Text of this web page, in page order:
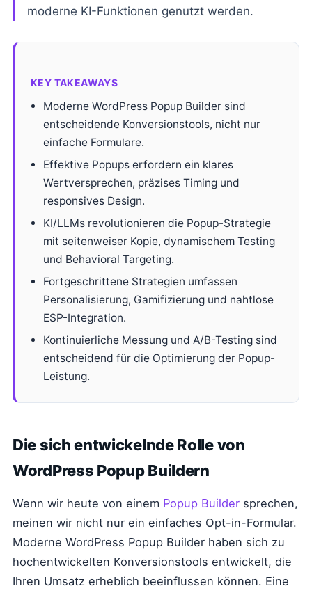
moderne KI-Funktionen genutzt werden.
KEY TAKEAWAYS
Moderne WordPress Popup Builder sind
entscheidende Konversionstools, nicht nur
einfache Formulare.
Effektive Popups erfordern ein klares
Wertversprechen, präzises Timing und
responsives Design.
KI/LLMs revolutionieren die Popup-Strategie
mit seitenweiser Kopie, dynamischem Testing
und Behavioral Targeting.
Fortgeschrittene Strategien umfassen
Personalisierung, Gamifizierung und nahtlose
ESP-Integration.
Kontinuierliche Messung und A/B-Testing sind
entscheidend für die Optimierung der Popup-
Leistung.
Die sich entwickelnde Rolle von
WordPress Popup Buildern
Wenn wir heute von einem Popup Builder sprechen,
meinen wir nicht nur ein einfaches Opt-in-Formular.
Moderne WordPress Popup Builder haben sich zu
hochentwickelten Konversionstools entwickelt, die
Ihren Umsatz erheblich beeinflussen können. Eine